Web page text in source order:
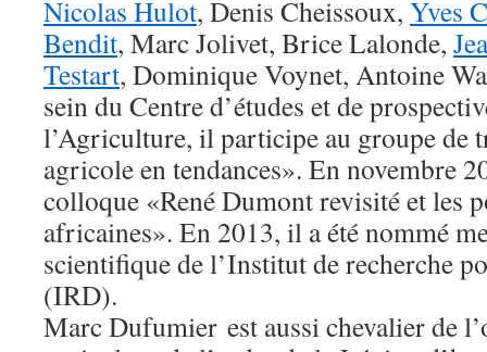
Nicolas Hulot, Denis Cheissoux, Yves
Bendit, Marc Jolivet, Brice Lalonde,
Testart, Dominique Voynet, Antoine
sein du Centre d’études et de
l’Agriculture, il participe au groupe de
agricole en tendances». En novembre
colloque «René Dumont revisité et les
africaines». En 2013, il a été nommé
scientifique de l’Institut de recherche
(IRD).
Marc Dufumier est aussi chevalier de